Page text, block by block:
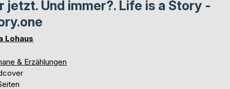
jetzt. Und immer?. Life is a Story -
Lohaus
& Erzählungen